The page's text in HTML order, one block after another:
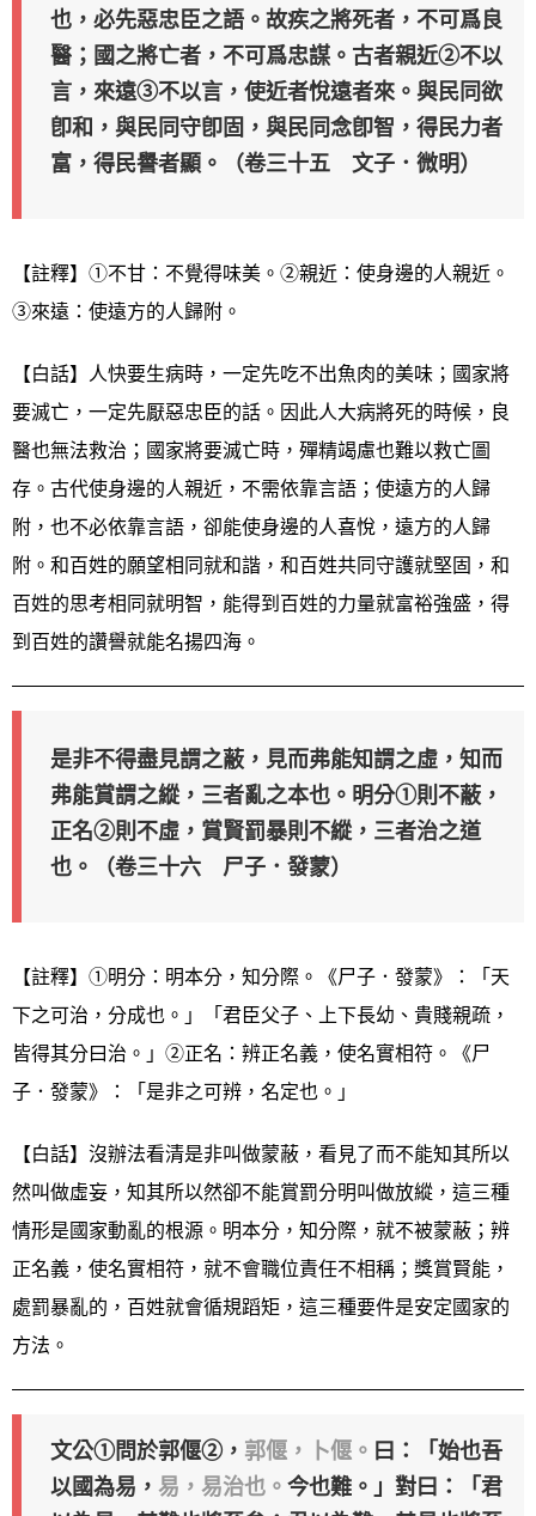
也，必先惡忠臣之語。故疾之將死者，不可爲良
醫；國之將亡者，不可爲忠謀。古者親近②不以
言，來遠③不以言，使近者悅遠者來。與民同欲
卽和，與民同守卽固，與民同念卽智，得民力者
富，得民譽者顯。（卷三十五 文子．微明）
【註釋】①不甘：不覺得味美。②親近：使身邊的人親近。
③來遠：使遠方的人歸附。
【白話】人快要生病時，一定先吃不出魚肉的美味；國家將
要滅亡，一定先厭惡忠臣的話。因此人大病將死的時候，良
醫也無法救治；國家將要滅亡時，殫精竭慮也難以救亡圖
存。古代使身邊的人親近，不需依靠言語；使遠方的人歸
附，也不必依靠言語，卻能使身邊的人喜悅，遠方的人歸
附。和百姓的願望相同就和諧，和百姓共同守護就堅固，和
百姓的思考相同就明智，能得到百姓的力量就富裕強盛，得
到百姓的讚譽就能名揚四海。
是非不得盡見謂之蔽，見而弗能知謂之虛，知而
弗能賞謂之縱，三者亂之本也。明分①則不蔽，
正名②則不虛，賞賢罰暴則不縱，三者治之道
也。（卷三十六 尸子．發蒙）
【註釋】①明分：明本分，知分際。《尸子．發蒙》：「天
下之可治，分成也。」「君臣父子、上下長幼、貴賤親疏，
皆得其分曰治。」②正名：辨正名義，使名實相符。《尸
子．發蒙》：「是非之可辨，名定也。」
【白話】沒辦法看清是非叫做蒙蔽，看見了而不能知其所以
然叫做虛妄，知其所以然卻不能賞罰分明叫做放縱，這三種
情形是國家動亂的根源。明本分，知分際，就不被蒙蔽；辨
正名義，使名實相符，就不會職位責任不相稱；獎賞賢能，
處罰暴亂的，百姓就會循規蹈矩，這三種要件是安定國家的
方法。
文公①問於郭偃②， 郭偃，卜偃。 曰：「始也吾
以國為易， 易，易治也。 今也難。」對曰：「君